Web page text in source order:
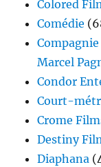
Colored
Comédie
Marcel
Condor
Court-
Crome
Destiny
Diaphana